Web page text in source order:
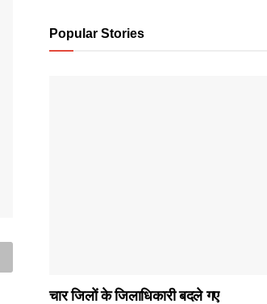
Popular Stories
चार जिलों के जिलाधिकारी बदले गए